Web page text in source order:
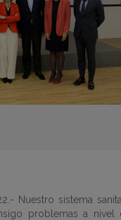
Nuestro sistema
problemas a nivel